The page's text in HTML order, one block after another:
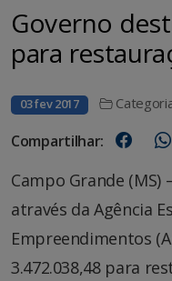
Governo
para
03 fev 2017
Compartilhar:
Campo Grande (MS)
através da Agência
Empreendimentos
3.472.038,48 para